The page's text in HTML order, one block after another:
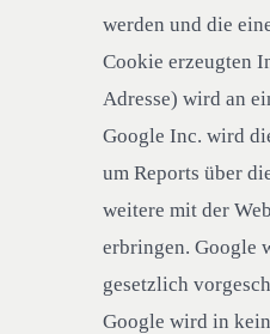
werden und die
Cookie erzeugten
Adresse) wird an
Google Inc. wird
um Reports über
weitere mit der
erbringen. Google
gesetzlich
Google wird in